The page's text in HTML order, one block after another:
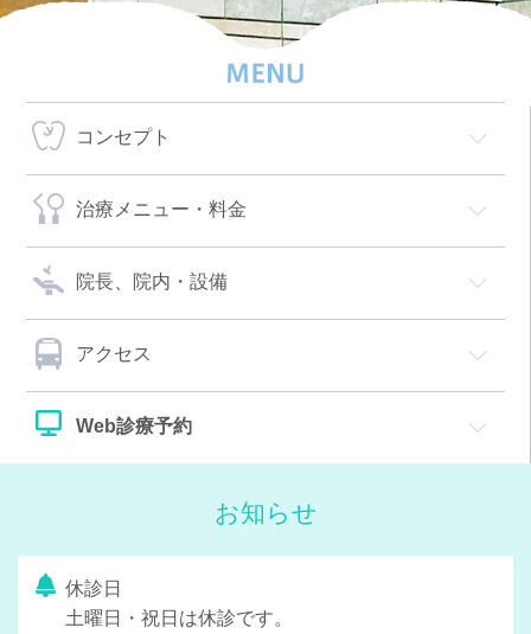
コンセプト
治療メニュー・料金
院長、院内・設備
アクセス
Web診療予約
お知らせ
休診日
土曜日・祝日は休診です。